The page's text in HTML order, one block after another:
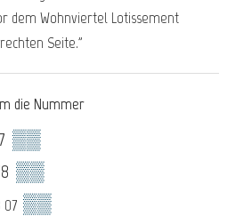
dem Wohnviertel Lotissement
Seite."
die Nummer
▒▒
▒▒
07 ▒▒